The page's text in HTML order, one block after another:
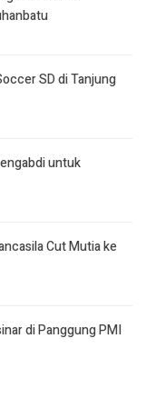
SD di Tanjung
untuk
Cut Mutia ke
di Panggung PMI